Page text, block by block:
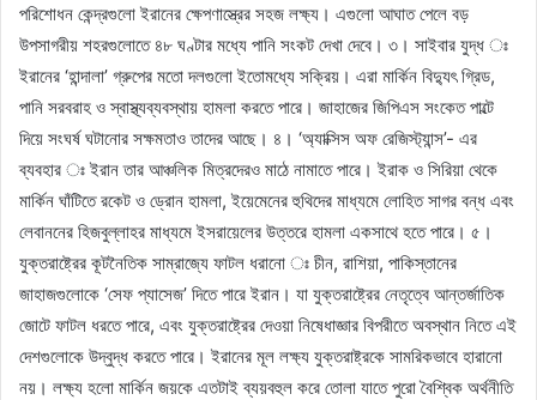
পরিশোধন কেন্দ্রগুলো ইরানের ক্ষেপণাস্ত্রের সহজ লক্ষ্য। এগুলো আঘাত পেলে বড়
উপসাগরীয় শহরগুলোতে ৪৮ ঘণ্টার মধ্যে পানি সংকট দেখা দেবে। ৩। সাইবার যুদ্ধ ঃ
ইরানের ‘হান্দালা’ গ্রুপের মতো দলগুলো ইতোমধ্যে সক্রিয়। এরা মার্কিন বিদ্যুৎ গ্রিড,
পানি সরবরাহ ও স্বাস্থ্যব্যবস্থায় হামলা করতে পারে। জাহাজের জিপিএস সংকেত পাল্টে
দিয়ে সংঘর্ষ ঘটানোর সক্ষমতাও তাদের আছে। ৪। ‘অ্যাক্সিস অফ রেজিস্ট্যান্স’- এর
ব্যবহার ঃ ইরান তার আঞ্চলিক মিত্রদেরও মাঠে নামাতে পারে। ইরাক ও সিরিয়া থেকে
মার্কিন ঘাঁটিতে রকেট ও ড্রোন হামলা, ইয়েমেনের হুথিদের মাধ্যমে লোহিত সাগর বন্ধ এবং
লেবাননের হিজবুল্লাহর মাধ্যমে ইসরায়েলের উত্তরে হামলা একসাথে হতে পারে। ৫।
যুক্তরাষ্ট্রের কূটনৈতিক সাম্রাজ্যে ফাটল ধরানো ঃ চীন, রাশিয়া, পাকিস্তানের
জাহাজগুলোকে ‘সেফ প্যাসেজ’ দিতে পারে ইরান। যা যুক্তরাষ্ট্রের নেতৃত্বে আন্তর্জাতিক
জোটে ফাটল ধরতে পারে, এবং যুক্তরাষ্ট্রের দেওয়া নিষেধাজ্ঞার বিপরীতে অবস্থান নিতে এই
দেশগুলোকে উদ্বুদ্ধ করতে পারে। ইরানের মূল লক্ষ্য যুক্তরাষ্ট্রকে সামরিকভাবে হারানো
নয়। লক্ষ্য হলো মার্কিন জয়কে এতটাই ব্যয়বহুল করে তোলা যাতে পুরো বৈশ্বিক অর্থনীতি